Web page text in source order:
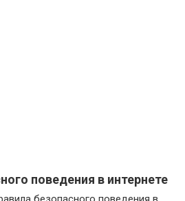
поведения в интернете